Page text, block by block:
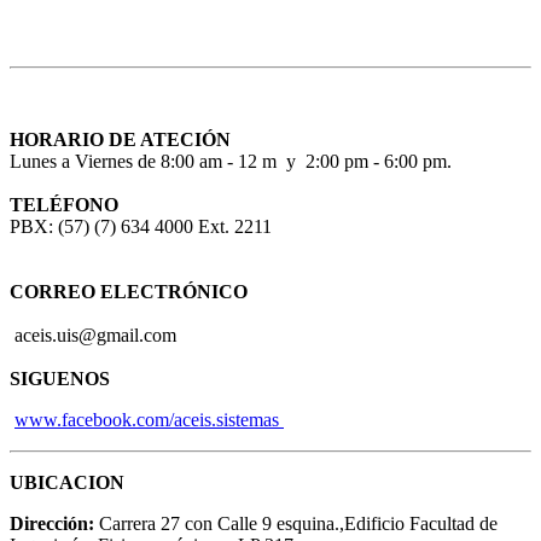
HORARIO DE ATECIÓN
Lunes a Viernes de 8:00 am - 12 m y 2:00 pm - 6:00 pm.
TELÉFONO
PBX: (57) (7) 634 4000 Ext. 2211
CORREO ELECTRÓNICO
aceis.uis@gmail.com
SIGUENOS
www.facebook.com/aceis.sistemas
UBICACION
Dirección: Carrera 27 con Calle 9 esquina.,Edificio Facultad de